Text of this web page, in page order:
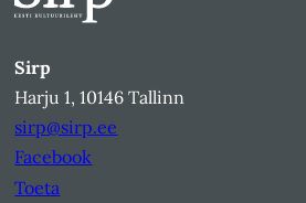
Sirp
Harju 1, 10146 Tallinn
sirp@sirp.ee
Facebook
Toeta